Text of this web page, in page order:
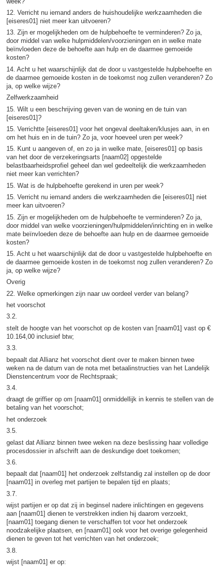
12. Verricht nu iemand anders de huishoudelijke werkzaamheden die
[eiseres01] niet meer kan uitvoeren?
13. Zijn er mogelijkheden om de hulpbehoefte te verminderen? Zo ja,
door middel van welke hulpmiddelen/voorzieningen en in welke mate
beïnvloeden deze de behoefte aan hulp en de daarmee gemoeide
kosten?
14. Acht u het waarschijnlijk dat de door u vastgestelde hulpbehoefte en
de daarmee gemoeide kosten in de toekomst nog zullen veranderen? Zo
ja, op welke wijze?
Zelfwerkzaamheid
15. Wilt u een beschrijving geven van de woning en de tuin van
[eiseres01]?
15. Verrichtte [eiseres01] voor het ongeval deeltaken/klusjes aan, in en
om het huis en in de tuin? Zo ja, voor hoeveel uren per week?
15. Kunt u aangeven of, en zo ja in welke mate, [eiseres01] op basis
van het door de verzekeringsarts [naam02] opgestelde
belastbaarheidsprofiel geheel dan wel gedeeltelijk die werkzaamheden
niet meer kan verrichten?
15. Wat is de hulpbehoefte gerekend in uren per week?
15. Verricht nu iemand anders die werkzaamheden die [eiseres01] niet
meer kan uitvoeren?
15. Zijn er mogelijkheden om de hulpbehoefte te verminderen? Zo ja,
door middel van welke voorzieningen/hulpmiddelen/inrichting en in welke
mate beïnvloeden deze de behoefte aan hulp en de daarmee gemoeide
kosten?
15. Acht u het waarschijnlijk dat de door u vastgestelde hulpbehoefte en
de daarmee gemoeide kosten in de toekomst nog zullen veranderen? Zo
ja, op welke wijze?
Overig
22. Welke opmerkingen zijn naar uw oordeel verder van belang?
het voorschot
3.2.
stelt de hoogte van het voorschot op de kosten van [naam01] vast op €
10.164,00 inclusief btw;
3.3.
bepaalt dat Allianz het voorschot dient over te maken binnen twee
weken na de datum van de nota met betaalinstructies van het Landelijk
Dienstencentrum voor de Rechtspraak;
3.4.
draagt de griffier op om [naam01] onmiddellijk in kennis te stellen van de
betaling van het voorschot;
het onderzoek
3.5.
gelast dat Allianz binnen twee weken na deze beslissing haar volledige
procesdossier in afschrift aan de deskundige doet toekomen;
3.6.
bepaalt dat [naam01] het onderzoek zelfstandig zal instellen op de door
[naam01] in overleg met partijen te bepalen tijd en plaats;
3.7.
wijst partijen er op dat zij in beginsel nadere inlichtingen en gegevens
aan [naam01] dienen te verstrekken indien hij daarom verzoekt,
[naam01] toegang dienen te verschaffen tot voor het onderzoek
noodzakelijke plaatsen, en [naam01] ook voor het overige gelegenheid
dienen te geven tot het verrichten van het onderzoek;
3.8.
wijst [naam01] er op: